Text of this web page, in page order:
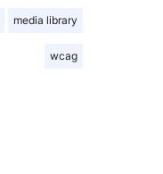
media library
wcag